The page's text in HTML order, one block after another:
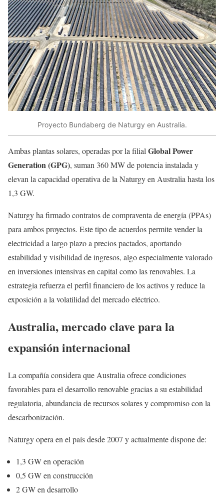
Proyecto Bundaberg de Naturgy en Australia.
Ambas plantas solares, operadas por la filial Global Power
Generation (GPG), suman 360 MW de potencia instalada y
elevan la capacidad operativa de la Naturgy en Australia hasta los
1,3 GW.
Naturgy ha firmado contratos de compraventa de energía (PPAs)
para ambos proyectos. Este tipo de acuerdos permite vender la
electricidad a largo plazo a precios pactados, aportando
estabilidad y visibilidad de ingresos, algo especialmente valorado
en inversiones intensivas en capital como las renovables. La
estrategia refuerza el perfil financiero de los activos y reduce la
exposición a la volatilidad del mercado eléctrico.
Australia, mercado clave para la
expansión internacional
La compañía considera que Australia ofrece condiciones
favorables para el desarrollo renovable gracias a su estabilidad
regulatoria, abundancia de recursos solares y compromiso con la
descarbonización.
Naturgy opera en el país desde 2007 y actualmente dispone de:
1,3 GW en operación
0,5 GW en construcción
2 GW en desarrollo